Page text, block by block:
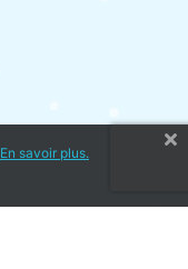
En savoir plus.